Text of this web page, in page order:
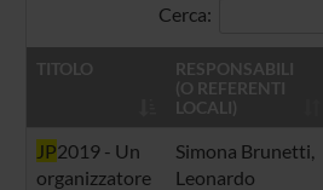
Cerca:
TITOLO
RESPONSABILI
(O REFERENTI
LOCALI)
JP2019 - Un
organizzatore
Simona Brunetti,
Leonardo